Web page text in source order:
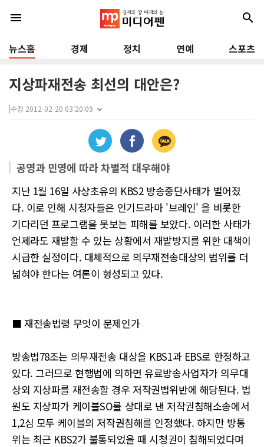
menu search
뉴스홈 경제 정치 연예 스포츠
지상파재전송 최선의 대안은?
|수정 2012-02-20 03:20:09
공영과 민영에 따라 차별적 대우해야
지난 1월 16일 사상초유의 KBS2 방송중단사태가 벌어졌
다. 이로 인해 시청자들은 인기드라마 '브레인' 을 비롯한
기다리던 프로그램을 못보는 피해를 보았다. 이러한 사태가
언제라도 재발할 수 있는 상황에서 재발방지를 위한 대책이
시급한 실정이다. 대체적으로 의무재전송대상의 범위를 더
넓혀야 한다는 여론이 형성되고 있다.
■ 재전송법령 무엇이 문제인가
방송법78조는 의무재전송 대상을 KBS1과 EBS로 한정하고
있다. 그러므로 현행법에 의하면 유료방송사업자가 의무대
상외 지상파를 재전송할 경우 저작권법위반에 해당된다. 법
원도 지상파가 케이블SO를 상대로 낸 저작권침해소송에서
1,2심 모두 케이블의 저작권침해를 인정했다. 하지만 방통
위는 최근 KBS2가 불통되었을 때 시청권이 침해되었다며